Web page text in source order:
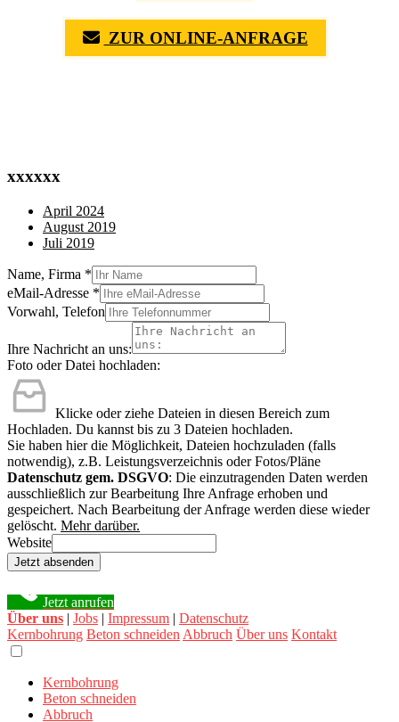
ZUR ONLINE-ANFRAGE
xxxxxx
April 2024
August 2019
Juli 2019
Name, Firma *
eMail-Adresse *
Vorwahl, Telefon
Ihre Nachricht an uns:
Foto oder Datei hochladen:
Klicke oder ziehe Dateien in diesen Bereich zum
Hochladen. Du kannst bis zu 3 Dateien hochladen.
Sie haben hier die Möglichkeit, Dateien hochzuladen (falls
notwendig), z.B. Leistungsverzeichnis oder Fotos/Pläne
Datenschutz gem. DSGVO: Die einzutragenden Daten werden
ausschließlich zur Bearbeitung Ihre Anfrage erhoben und
gespeichert. Nach Bearbeitung der Anfrage werden diese wieder
gelöscht. Mehr darüber.
Website
Jetzt absenden
Jetzt anrufen
Über uns | Jobs | Impressum | Datenschutz
Kernbohrung Beton schneiden Abbruch Über uns Kontakt
Kernbohrung
Beton schneiden
Abbruch